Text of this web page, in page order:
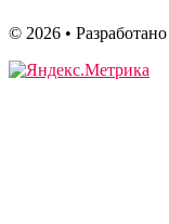
© 2026 • Разработано